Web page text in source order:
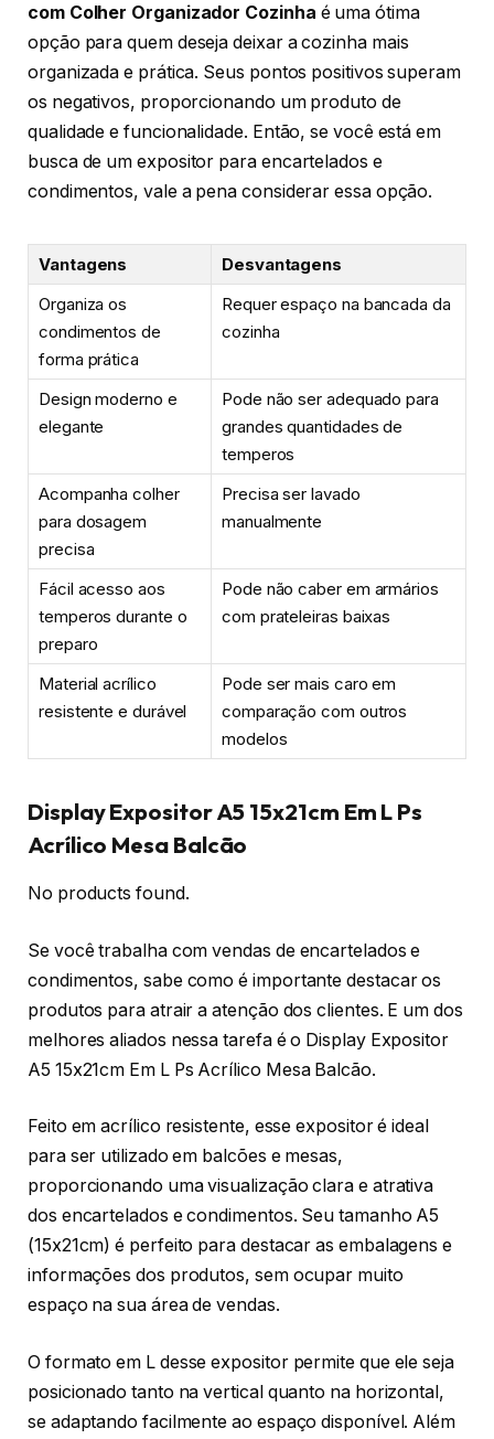
com Colher Organizador Cozinha é uma ótima
opção para quem deseja deixar a cozinha mais
organizada e prática. Seus pontos positivos superam
os negativos, proporcionando um produto de
qualidade e funcionalidade. Então, se você está em
busca de um expositor para encartelados e
condimentos, vale a pena considerar essa opção.
Vantagens
Desvantagens
Organiza os
condimentos de
forma prática
Requer espaço na bancada da
cozinha
Design moderno e
elegante
Pode não ser adequado para
grandes quantidades de
temperos
Acompanha colher
para dosagem
precisa
Precisa ser lavado
manualmente
Fácil acesso aos
temperos durante o
preparo
Pode não caber em armários
com prateleiras baixas
Material acrílico
resistente e durável
Pode ser mais caro em
comparação com outros
modelos
Display Expositor A5 15x21cm Em L Ps
Acrílico Mesa Balcão
No products found.
Se você trabalha com vendas de encartelados e
condimentos, sabe como é importante destacar os
produtos para atrair a atenção dos clientes. E um dos
melhores aliados nessa tarefa é o Display Expositor
A5 15x21cm Em L Ps Acrílico Mesa Balcão.
Feito em acrílico resistente, esse expositor é ideal
para ser utilizado em balcões e mesas,
proporcionando uma visualização clara e atrativa
dos encartelados e condimentos. Seu tamanho A5
(15x21cm) é perfeito para destacar as embalagens e
informações dos produtos, sem ocupar muito
espaço na sua área de vendas.
O formato em L desse expositor permite que ele seja
posicionado tanto na vertical quanto na horizontal,
se adaptando facilmente ao espaço disponível. Além